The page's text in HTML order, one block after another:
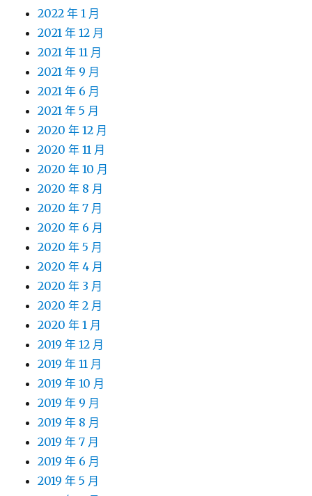
2022 年 1 月
2021 年 12 月
2021 年 11 月
2021 年 9 月
2021 年 6 月
2021 年 5 月
2020 年 12 月
2020 年 11 月
2020 年 10 月
2020 年 8 月
2020 年 7 月
2020 年 6 月
2020 年 5 月
2020 年 4 月
2020 年 3 月
2020 年 2 月
2020 年 1 月
2019 年 12 月
2019 年 11 月
2019 年 10 月
2019 年 9 月
2019 年 8 月
2019 年 7 月
2019 年 6 月
2019 年 5 月